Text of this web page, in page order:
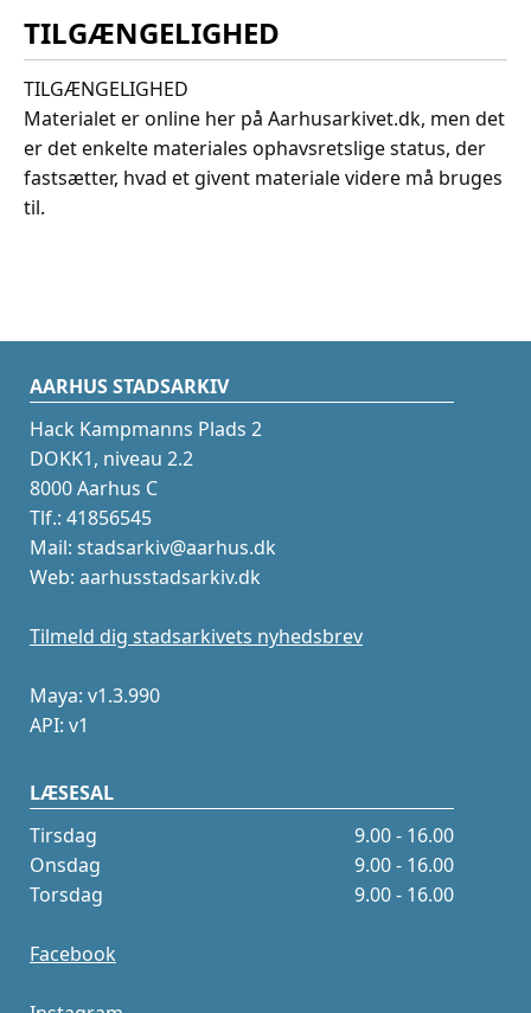
TILGÆNGELIGHED
TILGÆNGELIGHED
Materialet er online her på Aarhusarkivet.dk, men det
er det enkelte materiales ophavsretslige status, der
fastsætter, hvad et givent materiale videre må bruges
til.
AARHUS STADSARKIV
Hack Kampmanns Plads 2
DOKK1, niveau 2.2
8000 Aarhus C
Tlf.: 41856545
Mail: stadsarkiv@aarhus.dk
Web: aarhusstadsarkiv.dk
Tilmeld dig stadsarkivets nyhedsbrev
Maya: v1.3.990
API: v1
LÆSESAL
Tirsdag
9.00 - 16.00
Onsdag
9.00 - 16.00
Torsdag
9.00 - 16.00
Facebook